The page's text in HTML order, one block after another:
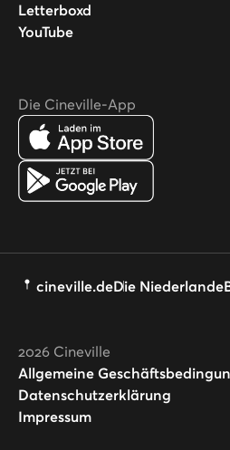
Letterboxd
YouTube
Die Cineville-App
cineville.deDie Niederlande
2026 Cineville
Allgemeine
Datenschutzerklärung
Impressum